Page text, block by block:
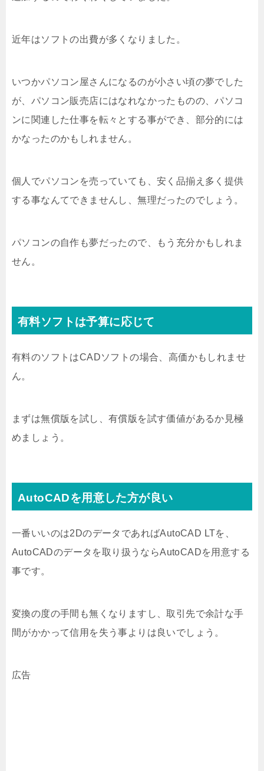
近年はソフトの出費が多くなりました。
いつかパソコン屋さんになるのが小さい頃の夢でした
が、パソコン販売店にはなれなかったものの、パソコ
ンに関連した仕事を転々とする事ができ、部分的には
かなったのかもしれません。
個人でパソコンを売っていても、安く品揃え多く提供
する事なんてできませんし、無理だったのでしょう。
パソコンの自作も夢だったので、もう充分かもしれま
せん。
有料ソフトは予算に応じて
有料のソフトはCADソフトの場合、高価かもしれませ
ん。
まずは無償版を試し、有償版を試す価値があるか見極
めましょう。
AutoCADを用意した方が良い
一番いいのは2DのデータであればAutoCAD LTを、
AutoCADのデータを取り扱うならAutoCADを用意する
事です。
変換の度の手間も無くなりますし、取引先で余計な手
間がかかって信用を失う事よりは良いでしょう。
広告